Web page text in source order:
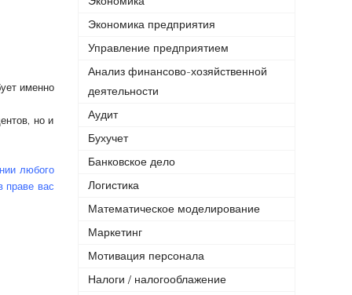
именно
но и
любого
праве вас
Экономика предприятия
Управление предприятием
Анализ финансово-хозяйственной
деятельности
Аудит
Бухучет
Банковское дело
Логистика
Математическое моделирование
Маркетинг
Мотивация персонала
Налоги / налогооблажение